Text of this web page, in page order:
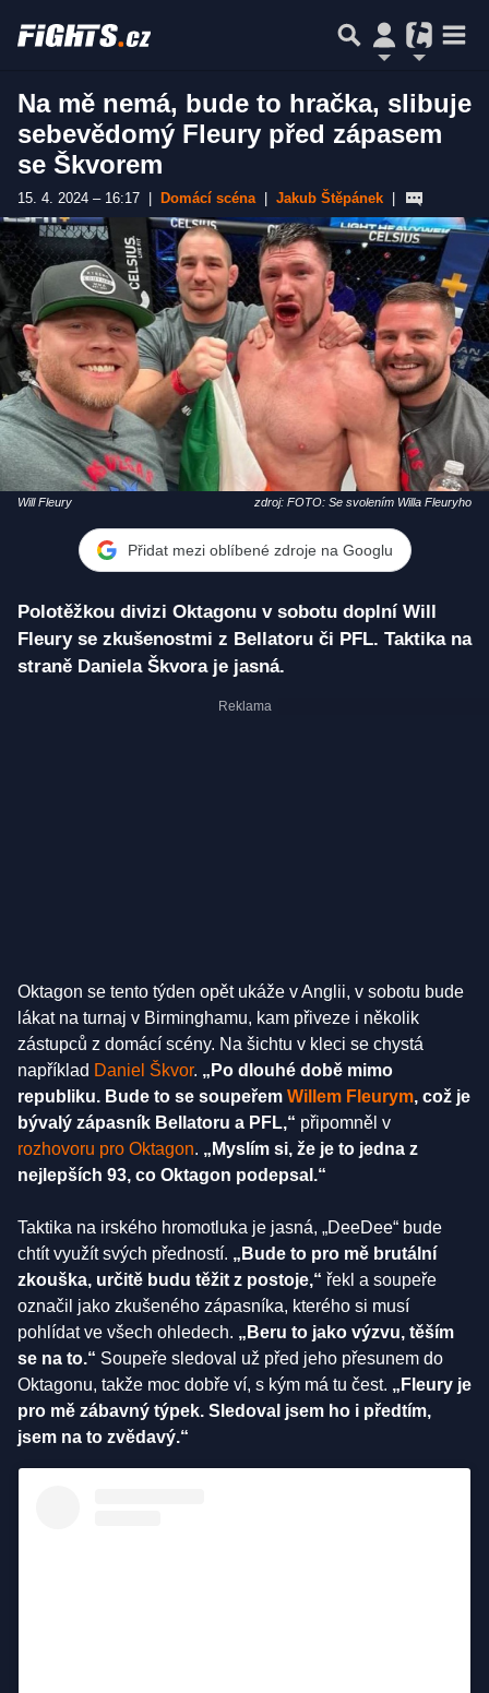
Na mě nemá, bude to hračka, slibuje
sebevědomý Fleury před zápasem
se Škvorem
15. 4. 2024 – 16:17 Domácí scéna Jakub Štěpánek
Will Fleury zdroj: FOTO: Se svolením Willa Fleuryho
Přidat mezi oblíbené zdroje na Googlu
Polotěžkou divizi Oktagonu v sobotu doplní Will
Fleury se zkušenostmi z Bellatoru či PFL. Taktika na
straně Daniela Škvora je jasná.
Oktagon se tento týden opět ukáže v Anglii, v sobotu bude
lákat na turnaj v Birminghamu, kam přiveze i několik
zástupců z domácí scény. Na šichtu v kleci se chystá
například Daniel Škvor. „Po dlouhé době mimo
republiku. Bude to se soupeřem Willem Fleurym, což je
bývalý zápasník Bellatoru a PFL,“ připomněl v
rozhovoru pro Oktagon. „Myslím si, že je to jedna z
nejlepších 93, co Oktagon podepsal.“
Taktika na irského hromotluka je jasná, „DeeDee“ bude
chtít využít svých předností. „Bude to pro mě brutální
zkouška, určitě budu těžit z postoje,“ řekl a soupeře
označil jako zkušeného zápasníka, kterého si musí
pohlídat ve všech ohledech. „Beru to jako výzvu, těším
se na to.“ Soupeře sledoval už před jeho přesunem do
Oktagonu, takže moc dobře ví, s kým má tu čest. „Fleury je
pro mě zábavný týpek. Sledoval jsem ho i předtím,
jsem na to zvědavý.“